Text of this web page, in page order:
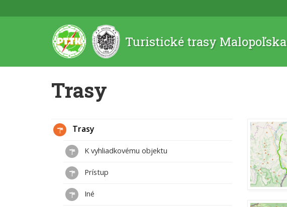
Turistické trasy Malopoľska
Trasy
Trasy
K vyhliadkovému objektu
Prístup
Iné